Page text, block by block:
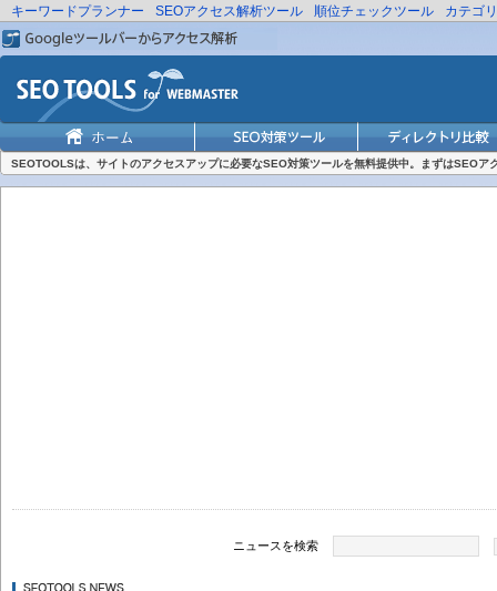
キーワードプランナー SEOアクセス解析ツール 順位チェックツール カテゴ
SEOTOOLSは、サイトのアクセスアップに必要なSEO対策ツールを無料提供中。まずはSEOア
ニュースを検索